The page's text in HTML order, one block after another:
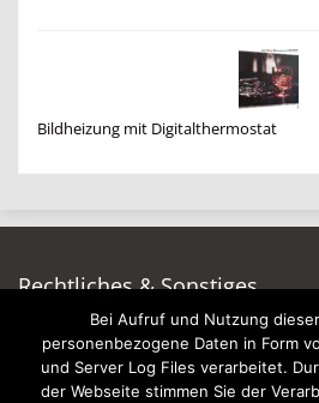
Bildheizung mit Digitalthermostat
Rechtliches & Sonstiges
Auf dieser Seite werben
Datenschutzerklärung
Impressum
Bei Aufruf und Nutzung
personenbezogene Daten in Form
und Server Log Files verarbeitet.
der Webseite stimmen Sie der